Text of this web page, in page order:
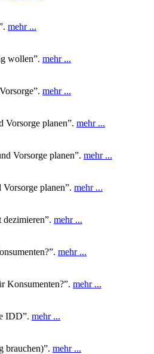
mehr ...
wollen”. mehr ...
mehr ...
Vorsorge planen”. mehr ...
Vorsorge planen”. mehr ...
planen”. mehr ...
mehr ...
mehr ...
Konsumenten?”. mehr ...
IDD”. mehr ...
brauchen)”. mehr ...